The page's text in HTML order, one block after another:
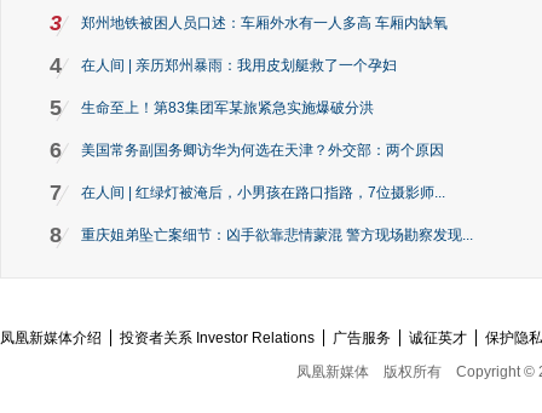
3 郑州地铁被困人员口述：车厢外水有一人多高 车厢内缺氧
4 在人间 | 亲历郑州暴雨：我用皮划艇救了一个孕妇
5 生命至上！第83集团军某旅紧急实施爆破分洪
6 美国常务副国务卿访华为何选在天津？外交部：两个原因
7 在人间 | 红绿灯被淹后，小男孩在路口指路，7位摄影师...
8 重庆姐弟坠亡案细节：凶手欲靠悲情蒙混 警方现场勘察发现...
凤凰新媒体介绍 投资者关系 Investor Relations 广告服务 诚征英才
保护隐
凤凰新媒体
版权所有 Copyright ©